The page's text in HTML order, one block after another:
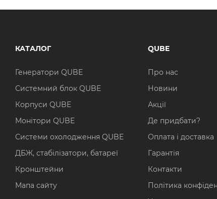
КАТАЛОГ
Генератори QUBE
Системний блок QUBE
Корпуси QUBE
Монітори QUBE
Системи охолодження QUBE
ДБЖ, стабілізатори, батареї
Кронштейни
Мапа сайту
QUBE
Про нас
Новини
Акції
Де придбати?
Оплата і доставка
Гарантія
Контакти
Політика